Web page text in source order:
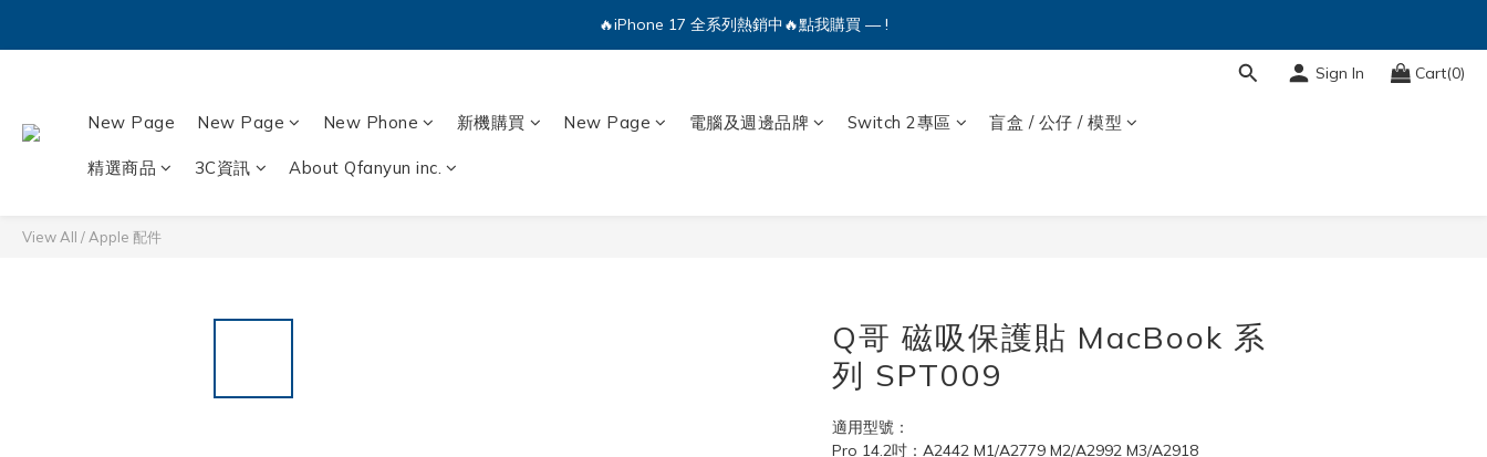
🔥iPhone 17 全系列熱銷中🔥點我購買 — !
💕加入Q哥 Line 新好友領優惠券！🎫
Sign In Cart(0)
New Page New Page New Phone 新機購買 New Page 電腦及週邊品牌 Switch 2專區 盲盒 / 公仔 / 模型
精選商品 3C資訊 About Qfanyun inc.
View All / Apple 配件
Q哥 磁吸保護貼 MacBook 系
列 SPT009
適用型號：
Pro 14.2吋：A2442 M1/A2779 M2/A2992 M3/A2918